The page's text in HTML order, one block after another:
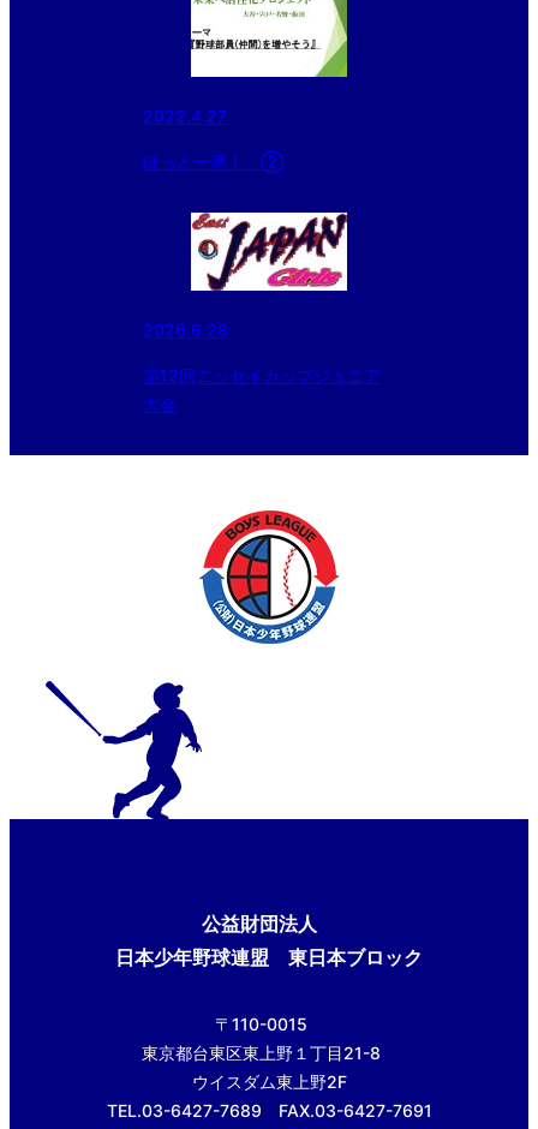
2022.4.27
ほっと一息！ ②
2026.6.28
第12回ニッセイカップジュニア
大会
公益財団法人
日本少年野球連盟 東日本ブロック
〒110-0015
東京都台東区東上野１丁目21-8
ウイスダム東上野2F
TEL.03-6427-7689 FAX.03-6427-7691